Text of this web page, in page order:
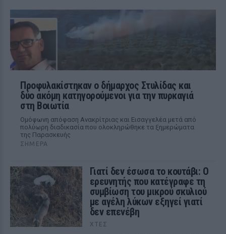
Προφυλακίστηκαν ο δήμαρχος Στυλίδας και
δύο ακόμη κατηγορούμενοι για την πυρκαγιά
στη Βοιωτία
Ομόφωνη απόφαση Ανακρίτριας και Εισαγγελέα μετά από
πολύωρη διαδικασία που ολοκληρώθηκε τα ξημερώματα
της Παρασκευής
ΣΉΜΕΡΑ
Γιατί δεν έσωσα το κουτάβι: Ο
ερευνητής που κατέγραφε τη
συμβίωση του μικρού σκυλιού
με αγέλη λύκων εξηγεί γιατί
δεν επενέβη
ΧΤΕΣ